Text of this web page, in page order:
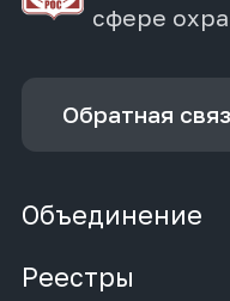
сфере
Обратная
Объединение
Реестры